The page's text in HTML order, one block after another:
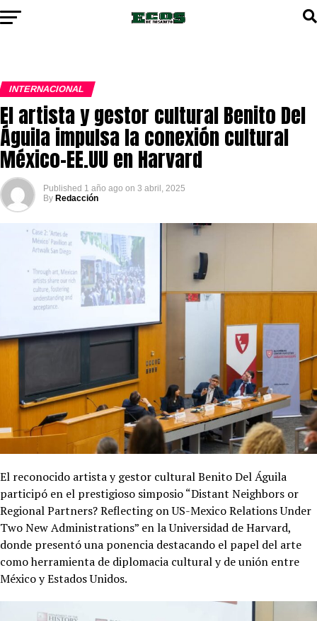
INTERNACIONAL
El artista y gestor cultural Benito Del
Águila impulsa la conexión cultural
México-EE.UU en Harvard
Published 1 año ago on 3 abril, 2025
By Redacción
El reconocido artista y gestor cultural Benito Del Águila
participó en el prestigioso simposio “Distant Neighbors or
Regional Partners? Reflecting on US-Mexico Relations Under
Two New Administrations” en la Universidad de Harvard,
donde presentó una ponencia destacando el papel del arte
como herramienta de diplomacia cultural y de unión entre
México y Estados Unidos.